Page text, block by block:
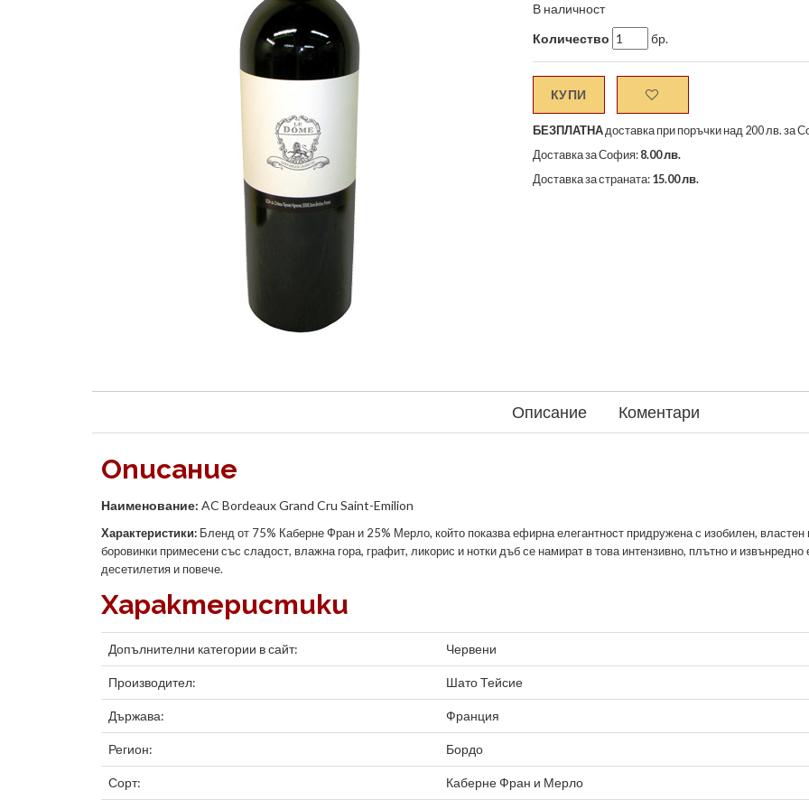
В наличност
Количество
бр.
КУПИ
БЕЗПЛАТНАдоставка при поръчки над 200 лв. за
Доставка за София: 8.00 лв.
Доставка за страната: 15.00 лв.
Описание Коментари
Описание
Наименование: AC Bordeaux Grand Cru Saint-Emilion
Характеристики: Бленд от 75% Каберне Фран и 25% Мерло, който показва ефирна елегантност придружена с изобилен,
боровинки примесени със сладост, влажна гора, графит, ликорис и нотки дъб се намират в това интензивно, плътно и
десетилетия и повече.
Характеристики
Допълнителни категории в сайт: Червени
Производител: Шато Тейсие
Държава: Франция
Регион: Бордо
Сорт: Каберне Фран и Мерло